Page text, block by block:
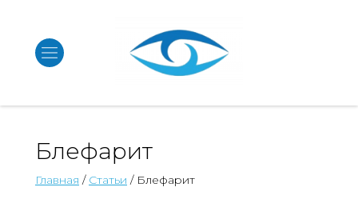
Блефарит
Главная / Статьи / Блефарит